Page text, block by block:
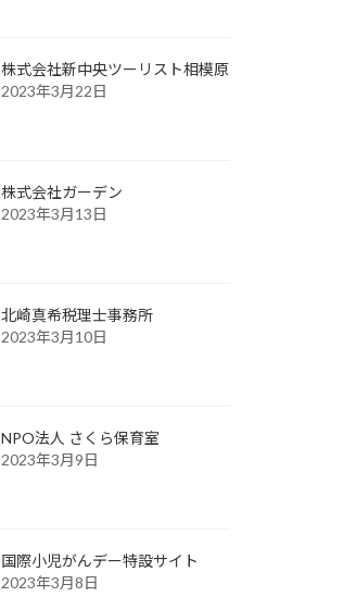
株式会社新中央ツーリスト相模原
2023年3月22日
株式会社ガーデン
2023年3月13日
北崎真希税理士事務所
2023年3月10日
NPO法人 さくら保育室
2023年3月9日
国際小児がんデー特設サイト
2023年3月8日